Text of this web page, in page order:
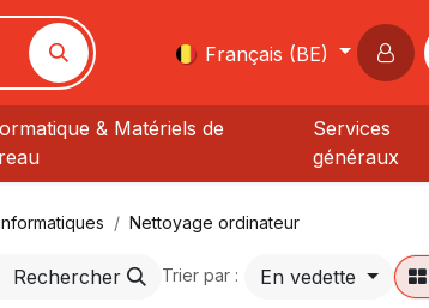
Français (BE)
& Matériels de
Services
généraux
Nettoyage ordinateur
Rechercher Trier par : En vedette